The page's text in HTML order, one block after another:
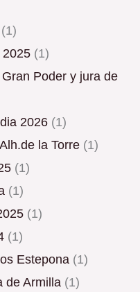
(1)
2025 (1)
2026 (1)
la Torre (1)
(1)
(1)
(1)
(1)
Estepona (1)
de Armilla (1)